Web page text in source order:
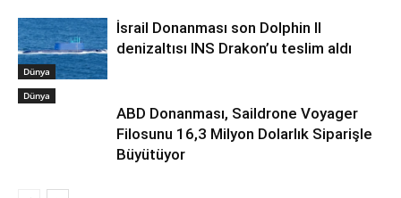
Dünya
İsrail Donanması son Dolphin II
denizaltısı INS Drakon’u teslim aldı
Dünya
ABD Donanması, Saildrone Voyager
Filosunu 16,3 Milyon Dolarlık Siparişle
Büyütüyor